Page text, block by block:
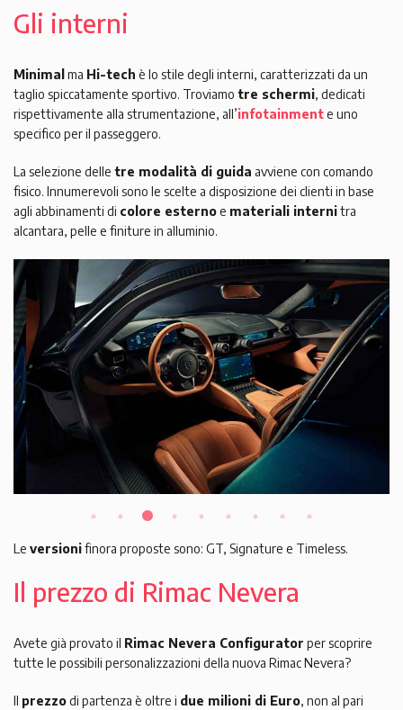
Gli interni
Minimal ma Hi-tech è lo stile degli interni, caratterizzati da un
taglio spiccatamente sportivo. Troviamo tre schermi, dedicati
rispettivamente alla strumentazione, all’infotainmente uno
specifico per il passeggero.
La selezione delle tre modalità di guida avviene con comando
fisico. Innumerevoli sono le scelte a disposizione dei clienti in base
agli abbinamenti di colore esternoe materiali internitra
alcantara, pelle e finiture in alluminio.
Le versionifinora proposte sono: GT, Signature e Timeless.
Il prezzo di Rimac Nevera
Avete già provato il Rimac Nevera Configurator per scoprire
tutte le possibili personalizzazioni della nuova Rimac Nevera?
Il prezzodi partenza è oltre i due milioni di Euro, non al pari